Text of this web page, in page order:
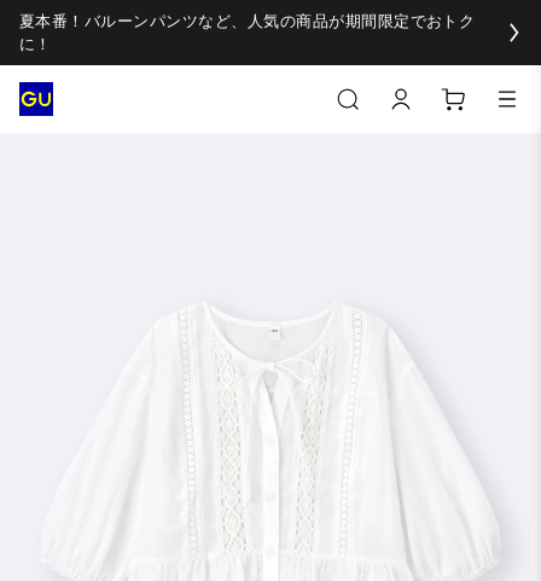
夏本番！バルーンパンツなど、人気の商品が期間限定でおトク
に！